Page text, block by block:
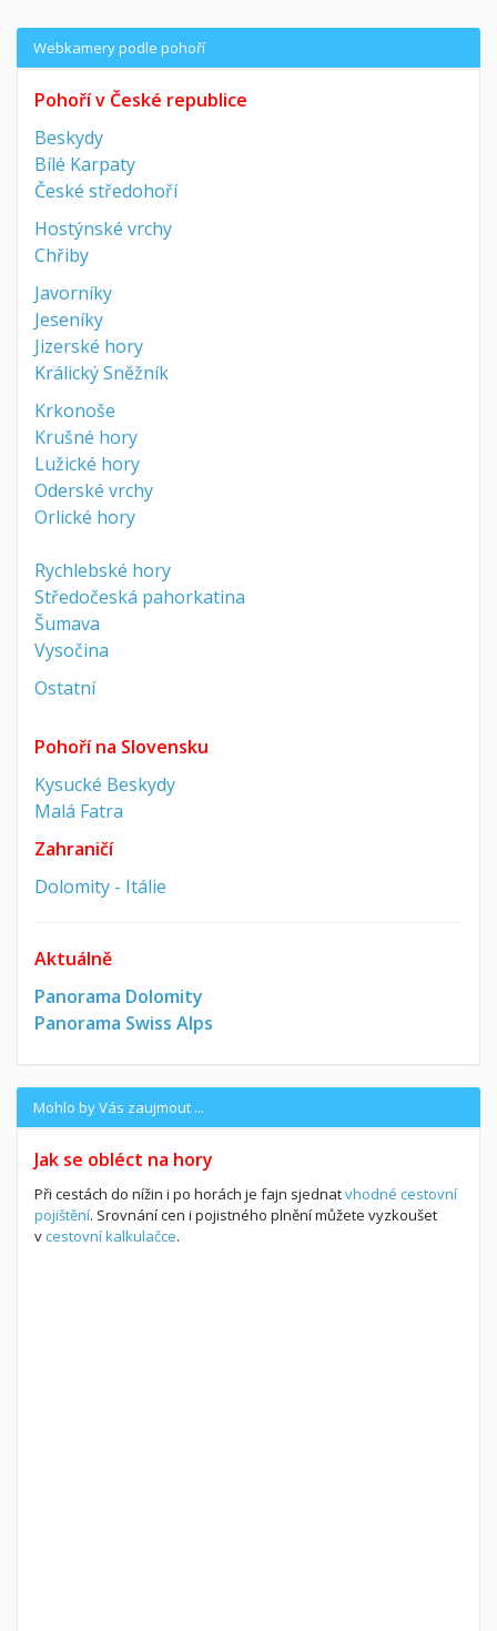
Webkamery podle pohoří
Pohoří v České republice
Beskydy
Bílé Karpaty
České středohoří
Hostýnské vrchy
Chřiby
Javorníky
Jeseníky
Jizerské hory
Králický Sněžník
Krkonoše
Krušné hory
Lužické hory
Oderské vrchy
Orlické hory
Rychlebské hory
Středočeská pahorkatina
Šumava
Vysočina
Ostatní
Pohoří na Slovensku
Kysucké Beskydy
Malá Fatra
Zahraničí
Dolomity - Itálie
Aktuálně
Panorama Dolomity
Panorama Swiss Alps
Mohlo by Vás zaujmout ...
Jak se obléct na hory
Při cestách do nížin i po horách je fajn sjednatvhodné cestovní
pojištění. Srovnání cen i pojistného plnění můžete vyzkoušet
vcestovní kalkulačce.